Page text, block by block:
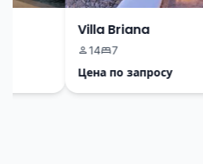
Villa Briana
14
7
Цена по запросу